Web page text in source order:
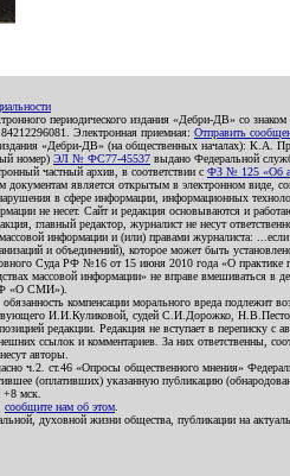
периодического издания «Дебри-ДВ» со
Электронная приемная: Отправить
издания «Дебри-ДВ» (на общественных
номер) ЭЛ № ФС77-45537 выдано Федеральной
частный архив, в соответствии с ФЗ № 125 «Об
является открытым в электронном виде,
в сфере информации, информационных
не несет. Сайт и редакция основываются и
главный редактор, журналист не несут
информации и (или) правами журналиста:
и объединений), которое может быть
Суда РФ №16 от 15 июня 2010 года «О практике
массовой информации» не вправе вмешиваться в
РФ «О СМИ»).
компенсации морального вреда подлежит
И.И.Куликовой, судей С.И.Дорожко,
редакции. Редакция не вступает в переписку с
ссылок и комментариев. За них
авторы.
ч.2. ст.46 «Опросы общественного мнения»
(оплативших) указанную публикацию
+8 мск.
сообщите нам об этом
духовной жизни общества, публикации на